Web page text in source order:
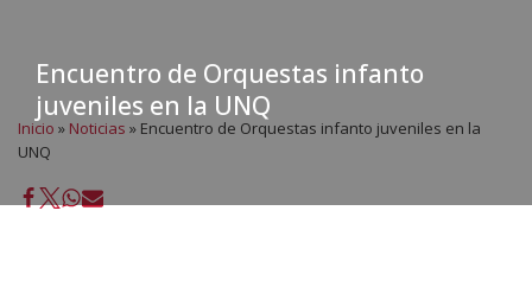
Encuentro de Orquestas infanto
juveniles en la UNQ
Inicio » Noticias » Encuentro de Orquestas infanto juveniles en la
UNQ